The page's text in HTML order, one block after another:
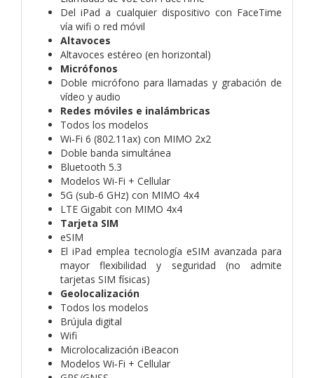
Del iPad a cualquier dispositivo con FaceTime
vía wifi o red móvil
Altavoces
Altavoces estéreo (en horizontal)
Micrófonos
Doble micrófono para llamadas y grabación de
vídeo y audio
Redes móviles e inalámbricas
Todos los modelos
Wi‑Fi 6 (802.11ax) con MIMO 2x2
Doble banda simultánea
Bluetooth 5.3
Modelos Wi-Fi + Cellular
5G (sub‑6 GHz) con MIMO 4x4
LTE Gigabit con MIMO 4x4
Tarjeta SIM
eSIM
El iPad emplea tecnología eSIM avanzada para
mayor flexibilidad y seguridad (no admite
tarjetas SIM físicas)
Geolocalización
Todos los modelos
Brújula digital
Wifi
Microlocalización iBeacon
Modelos Wi‑Fi + Cellular